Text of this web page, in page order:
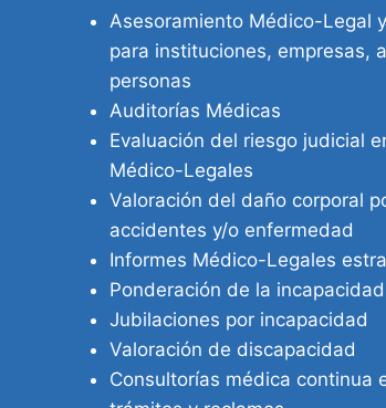
Asesoramiento Médico-Legal
para instituciones, empresas,
personas
Auditorías Médicas
Evaluación del riesgo judicial
Médico-Legales
Valoración del daño corporal
accidentes y/o enfermedad
Informes Médico-Legales
Ponderación de la
Jubilaciones por incapacidad
Valoración de discapacidad
Consultorías médica continua